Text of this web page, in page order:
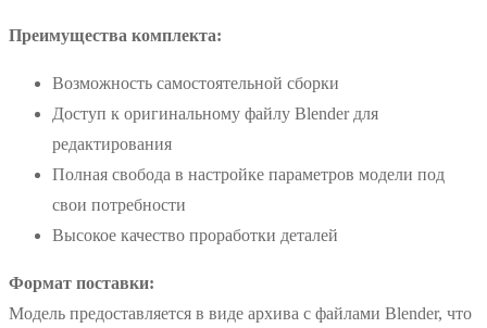
Преимущества комплекта:
Возможность самостоятельной сборки
Доступ к оригинальному файлу Blender для
редактирования
Полная свобода в настройке параметров модели под
свои потребности
Высокое качество проработки деталей
Формат поставки:
Модель предоставляется в виде архива с файлами Blender, что